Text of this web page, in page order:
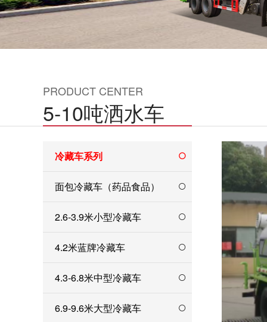
PRODUCT CENTER
5-10吨洒水车
冷藏车系列
面包冷藏车（药品食品）
2.6-3.9米小型冷藏车
4.2米蓝牌冷藏车
4.3-6.8米中型冷藏车
6.9-9.6米大型冷藏车